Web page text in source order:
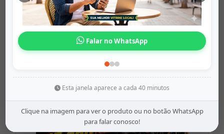
Falar no WhatsApp
Esta janela aparece a cada 40 minutos
Clique na imagem para ver o produto ou no botão WhatsApp
para falar conosco!
Chinelo Sand...
barramaisbaratovitrine
Origem: barramaisbaratovitrine
WhatsApp
R$86,89